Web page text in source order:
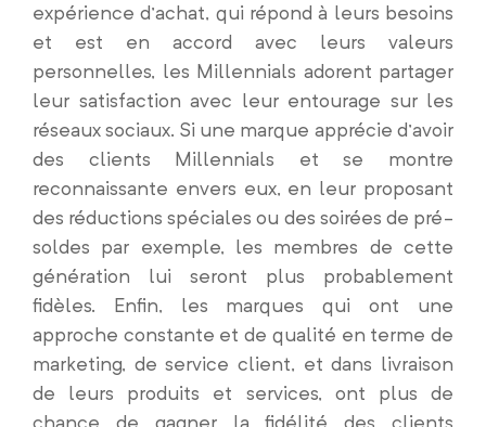
expérience d’achat, qui répond à leurs besoins
et est en accord avec leurs valeurs
personnelles, les Millennials adorent partager
leur satisfaction avec leur entourage sur les
réseaux sociaux. Si une marque apprécie d’avoir
des clients Millennials et se montre
reconnaissante envers eux, en leur proposant
des réductions spéciales ou des soirées de pré-
soldes par exemple, les membres de cette
génération lui seront plus probablement
fidèles. Enfin, les marques qui ont une
approche constante et de qualité en terme de
marketing, de service client, et dans livraison
de leurs produits et services, ont plus de
chance de gagner la fidélité des clients